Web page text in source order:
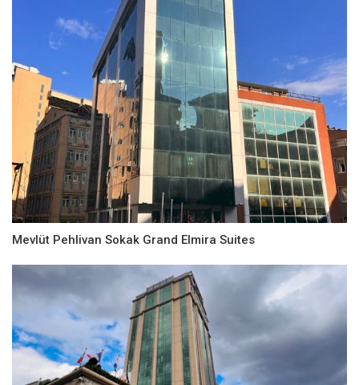
Mevlüt Pehlivan Sokak Grand Elmira Suites